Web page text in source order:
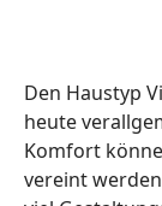
Den Haustyp
heute
Komfort
vereint